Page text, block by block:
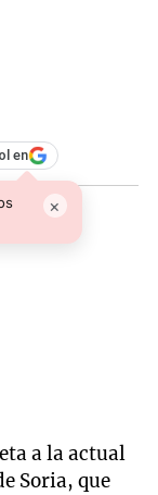
en
×
a la actual
Soria, que